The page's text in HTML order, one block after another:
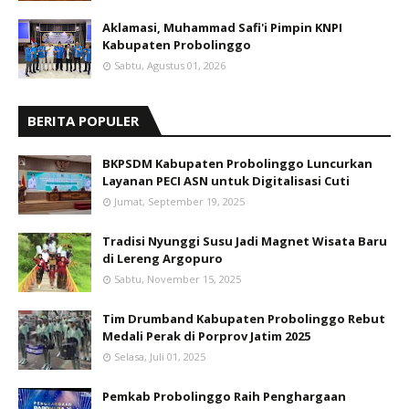
Aklamasi, Muhammad Safi'i Pimpin KNPI
Kabupaten Probolinggo
Sabtu, Agustus 01, 2026
BERITA POPULER
BKPSDM Kabupaten Probolinggo Luncurkan
Layanan PECI ASN untuk Digitalisasi Cuti
Jumat, September 19, 2025
Tradisi Nyunggi Susu Jadi Magnet Wisata Baru
di Lereng Argopuro
Sabtu, November 15, 2025
Tim Drumband Kabupaten Probolinggo Rebut
Medali Perak di Porprov Jatim 2025
Selasa, Juli 01, 2025
Pemkab Probolinggo Raih Penghargaan